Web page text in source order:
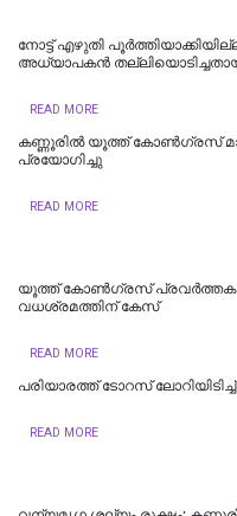
നോട്ട് എഴുതി
അധ്യാപകന്‍
READ MORE
കണ്ണൂരിൽ യൂത്ത് കോൺ​ഗ്രസ്
പ്രയോ​ഗിച്ചു
READ MORE
യൂത്ത് കോണ്‍ഗ്രസ് പ്രവര്‍ത്തകരെ
വധശ്രമത്തിന് കേസ്
READ MORE
പരിയാരത്ത് ടോറസ്
READ MORE